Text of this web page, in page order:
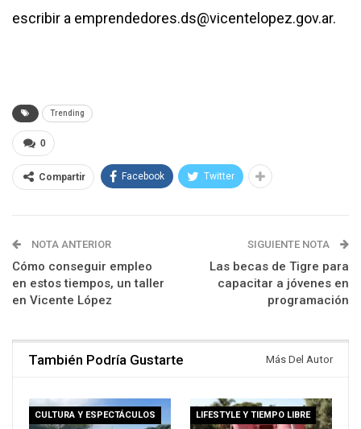
escribir a emprendedores.ds@vicentelopez.gov.ar.
Trending
0
Compartir Facebook Twitter
NOTA ANTERIOR
Cómo conseguir empleo
en estos tiempos, un taller
en Vicente López
SIGUIENTE NOTA
Las becas de Tigre para
capacitar a jóvenes en
programación
También Podría Gustarte Más Del Autor
CULTURA Y ESPECTÁCULOS LIFESTYLE Y TIEMPO LIBRE